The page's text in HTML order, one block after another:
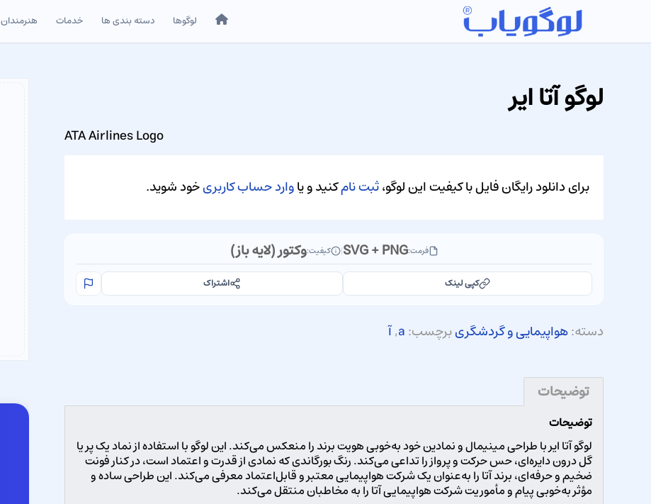
خانه لوگوها دسته بندی ها خدمات هنرمندان
لوگو آتا ایر
ATA Airlines Logo
برای دانلود رایگان فایل با کیفیت این لوگو،ثبت نامکنید و یاوارد حساب کاربریخود شوید.
فرمت:SVG + PNG
| کیفیت:وکتور (لایه باز)
کپی لینک اشتراک
دسته:هواپیمایی و گردشگریبرچسب:a
,آ
توضیحات
توضیحات
لوگو آتا ایر با طراحی مینیمال و نمادین خود به‌خوبی هویت برند را منعکس می‌کند. این لوگو با استفاده از نماد یک پر یا
گل درون دایره‌ای، حس حرکت و پرواز را تداعی می‌کند. رنگ بورگاندی که نمادی از قدرت و اعتماد است، در کنار فونت
ضخیم و حرفه‌ای، برند آتا را به‌عنوان یک شرکت هواپیمایی معتبر و قابل‌اعتماد معرفی می‌کند. این طراحی ساده و
مؤثر به‌خوبی پیام و مأموریت شرکت هواپیمایی آتا را به مخاطبان منتقل می‌کند.